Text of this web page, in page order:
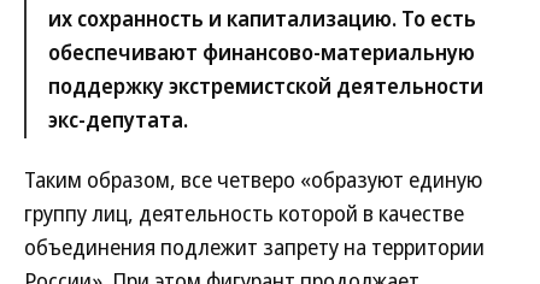
их сохранность и капитализацию. То есть
обеспечивают финансово-материальную
поддержку экстремистской деятельности
экс-депутата.
Таким образом, все четверо «образуют единую
группу лиц, деятельность которой в качестве
объединения подлежит запрету на территории